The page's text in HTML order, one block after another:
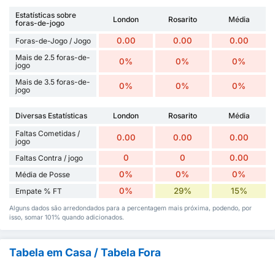
Estatísticas sobre
foras-de-jogo
London Rosarito Média
Foras-de-Jogo / Jogo 0.00 0.00 0.00
Mais de 2.5 foras-de-
jogo
0% 0% 0%
Mais de 3.5 foras-de-
jogo
0% 0% 0%
Diversas Estatísticas London Rosarito
Média
Faltas Cometidas /
jogo
0.00 0.00 0.00
Faltas Contra / jogo 0 0 0.00
Média de Posse 0% 0% 0%
Empate % FT 0% 29% 15%
Alguns dados são arredondados para a percentagem mais próxima, podendo, por
isso, somar 101% quando adicionados.
Tabela em Casa / Tabela Fora